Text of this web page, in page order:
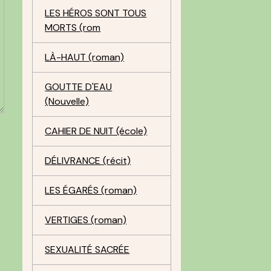
LES HÉROS SONT TOUS
MORTS (rom
LÀ-HAUT (roman)
GOUTTE D'EAU
(Nouvelle)
CAHIER DE NUIT (école)
DÉLIVRANCE (récit)
LES ÉGARÉS (roman)
VERTIGES (roman)
SEXUALITÉ SACRÉE